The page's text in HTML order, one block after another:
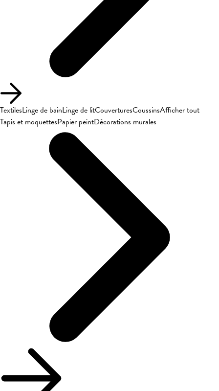
TextilesLinge de bainLinge de litCouverturesCoussinsAfficher tout
Tapis et moquettesPapier peintDécorations murales